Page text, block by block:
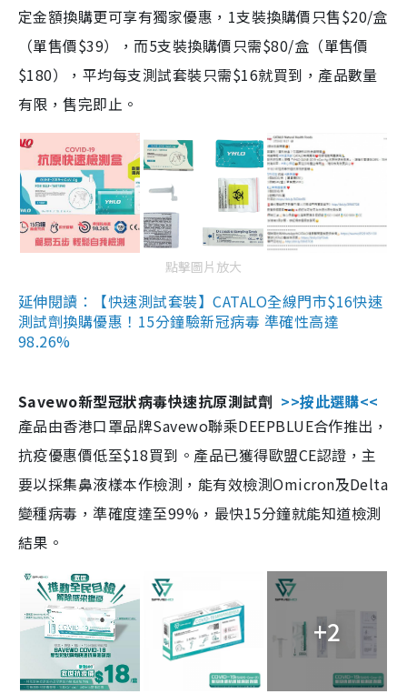
定金額換購更可享有獨家優惠，1支裝換購價只售$20/盒
（單售價$39），而5支裝換購價只需$80/盒（單售價
$180），平均每支測試套裝只需$16就買到，產品數量
有限，售完即止。
點擊圖片放大
延伸閱讀：【快速測試套裝】CATALO全線門市$16快速
測試劑換購優惠！15分鐘驗新冠病毒 準確性高達
98.26%
Savewo新型冠狀病毒快速抗原測試劑 >>按此選購<<
產品由香港口罩品牌Savewo聯乘DEEPBLUE合作推出，
抗疫優惠價低至$18買到。產品已獲得歐盟CE認證，主
要以採集鼻液樣本作檢測，能有效檢測Omicron及Delta
變種病毒，準確度達至99%，最快15分鐘就能知道檢測
結果。
+2